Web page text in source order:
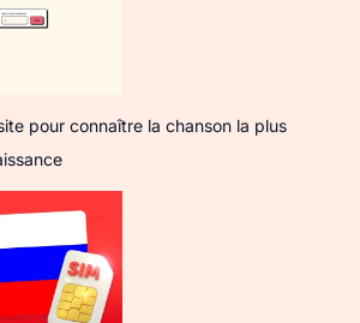
pour connaître la chanson la plus